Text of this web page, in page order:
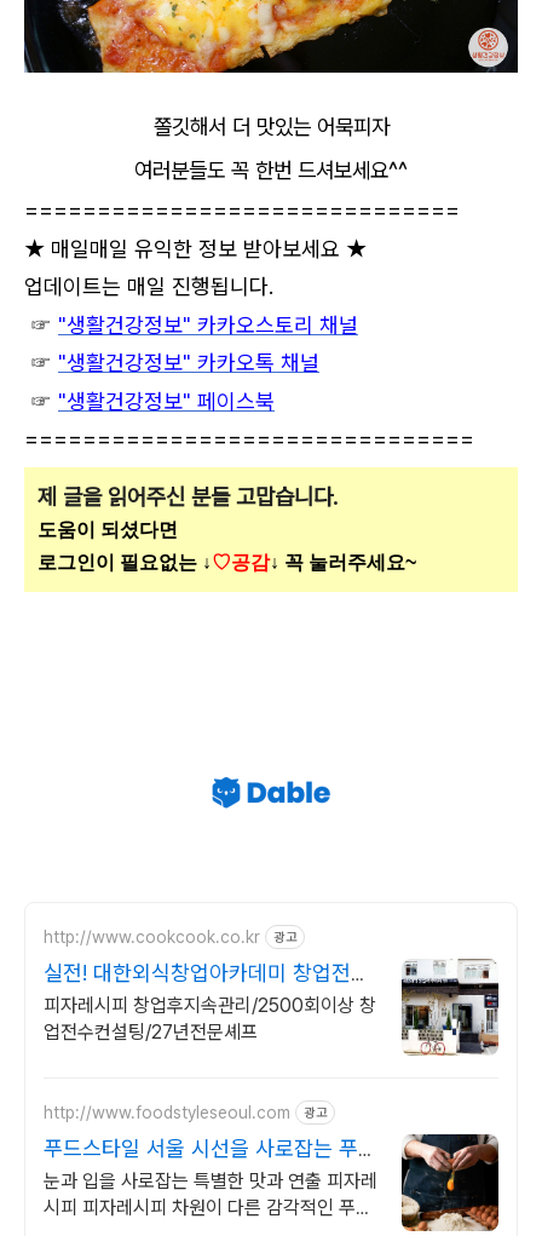
쫄깃해서 더 맛있는 어묵피자
여러분들도 꼭 한번 드셔보세요^^
==============================
★ 매일매일 유익한 정보 받아보세요 ★
업데이트는 매일 진행됩니다.
☞ "생활건강정보" 카카오스토리 채널
☞ "생활건강정보" 카카오톡 채널
☞ "생활건강정보" 페이스북
===============================
제 글을 읽어주신 분들 고맙습니다.
도움이 되셨다면
로그인이 필요없는 ↓♡공감↓ 꼭 눌러주세요~
http://www.cookcook.co.kr 광고
실전! 대한외식창업아카데미 창업전문
1:1교육
피자레시피 창업후지속관리/2500회이상 창
업전수컨설팅/27년전문셰프
http://www.foodstyleseoul.com 광고
푸드스타일 서울 시선을 사로잡는 푸드
스타일링
눈과 입을 사로잡는 특별한 맛과 연출 피자레
시피 피자레시피 차원이 다른 감각적인 푸드